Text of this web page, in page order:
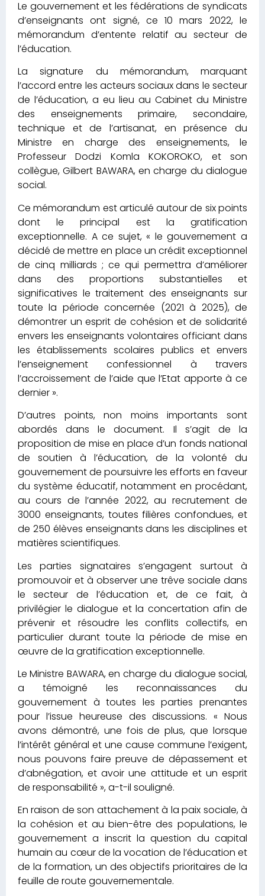
Le gouvernement et les fédérations de syndicats
d’enseignants ont signé, ce 10 mars 2022, le
mémorandum d’entente relatif au secteur de
l’éducation.
La signature du mémorandum, marquant
l’accord entre les acteurs sociaux dans le secteur
de l’éducation, a eu lieu au Cabinet du Ministre
des enseignements primaire, secondaire,
technique et de l’artisanat, en présence du
Ministre en charge des enseignements, le
Professeur Dodzi Komla KOKOROKO, et son
collègue, Gilbert BAWARA, en charge du dialogue
social.
Ce mémorandum est articulé autour de six points
dont le principal est la gratification
exceptionnelle. A ce sujet, « le gouvernement a
décidé de mettre en place un crédit exceptionnel
de cinq milliards ; ce qui permettra d’améliorer
dans des proportions substantielles et
significatives le traitement des enseignants sur
toute la période concernée (2021 à 2025), de
démontrer un esprit de cohésion et de solidarité
envers les enseignants volontaires officiant dans
les établissements scolaires publics et envers
l’enseignement confessionnel à travers
l’accroissement de l’aide que l’Etat apporte à ce
dernier ».
D’autres points, non moins importants sont
abordés dans le document. Il s’agit de la
proposition de mise en place d’un fonds national
de soutien à l’éducation, de la volonté du
gouvernement de poursuivre les efforts en faveur
du système éducatif, notamment en procédant,
au cours de l’année 2022, au recrutement de
3000 enseignants, toutes filières confondues, et
de 250 élèves enseignants dans les disciplines et
matières scientifiques.
Les parties signataires s’engagent surtout à
promouvoir et à observer une trêve sociale dans
le secteur de l’éducation et, de ce fait, à
privilégier le dialogue et la concertation afin de
prévenir et résoudre les conflits collectifs, en
particulier durant toute la période de mise en
œuvre de la gratification exceptionnelle.
Le Ministre BAWARA, en charge du dialogue social,
a témoigné les reconnaissances du
gouvernement à toutes les parties prenantes
pour l’issue heureuse des discussions. « Nous
avons démontré, une fois de plus, que lorsque
l’intérêt général et une cause commune l’exigent,
nous pouvons faire preuve de dépassement et
d’abnégation, et avoir une attitude et un esprit
de responsabilité », a-t-il souligné.
En raison de son attachement à la paix sociale, à
la cohésion et au bien-être des populations, le
gouvernement a inscrit la question du capital
humain au cœur de la vocation de l’éducation et
de la formation, un des objectifs prioritaires de la
feuille de route gouvernementale.